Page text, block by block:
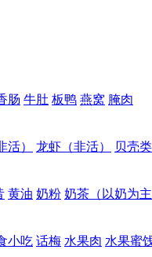
肠 牛肚 板鸭 燕窝 腌肉
活） 龙虾（非活） 贝壳
黄油 奶粉 奶茶（以奶为
小吃 话梅 水果肉 水果蜜